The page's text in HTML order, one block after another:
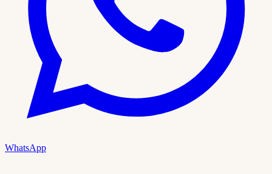
WhatsApp